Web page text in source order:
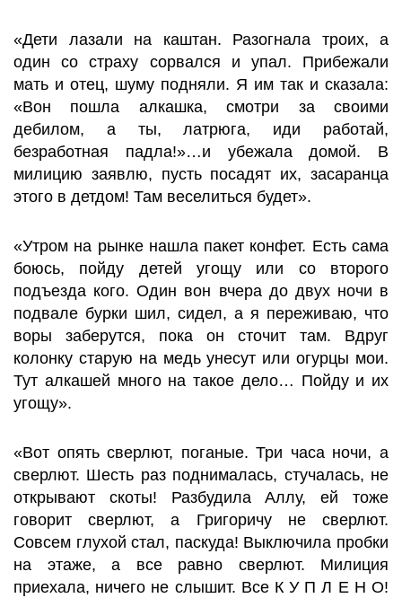
«Дети лазали на каштан. Разогнала троих, а
один со страху сорвался и упал. Прибежали
мать и отец, шуму подняли. Я им так и сказала:
«Вон пошла алкашка, смотри за своими
дебилом, а ты, латрюга, иди работай,
безработная падла!»…и убежала домой. В
милицию заявлю, пусть посадят их, засаранца
этого в детдом! Там веселиться будет».
«Утром на рынке нашла пакет конфет. Есть сама
боюсь, пойду детей угощу или со второго
подъезда кого. Один вон вчера до двух ночи в
подвале бурки шил, сидел, а я переживаю, что
воры заберутся, пока он сточит там. Вдруг
колонку старую на медь унесут или огурцы мои.
Тут алкашей много на такое дело… Пойду и их
угощу».
«Вот опять сверлют, поганые. Три часа ночи, а
сверлют. Шесть раз поднималась, стучалась, не
открывают скоты! Разбудила Аллу, ей тоже
говорит сверлют, а Григоричу не сверлют.
Совсем глухой стал, паскуда! Выключила пробки
на этаже, а все равно сверлют. Милиция
приехала, ничего не слышит. Все К У П Л Е Н О!